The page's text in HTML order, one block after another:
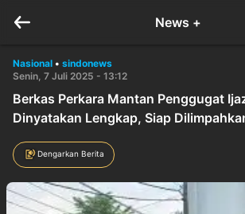
News +
Nasional • sindonews
Senin, 7 Juli 2025 - 13:12
Berkas Perkara Mantan Penggugat
Dinyatakan Lengkap, Siap
Dengarkan Berita